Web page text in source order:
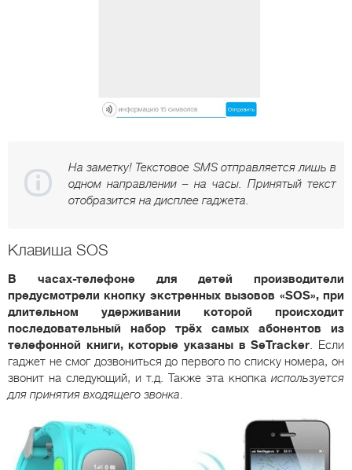
На заметку! Текстовое SMS отправляется лишь в
одном направлении – на часы. Принятый текст
отобразится на дисплее гаджета.
Клавиша SOS
В часах-телефоне для детей производители
предусмотрели кнопку экстренных вызовов «SOS», при
длительном удерживании которой происходит
последовательный набор трёх самых абонентов из
телефонной книги, которые указаны в SeTracker . Если
гаджет не смог дозвониться до первого по списку номера, он
звонит на следующий, и т.д. Также эта кнопка используется
для принятия входящего звонка